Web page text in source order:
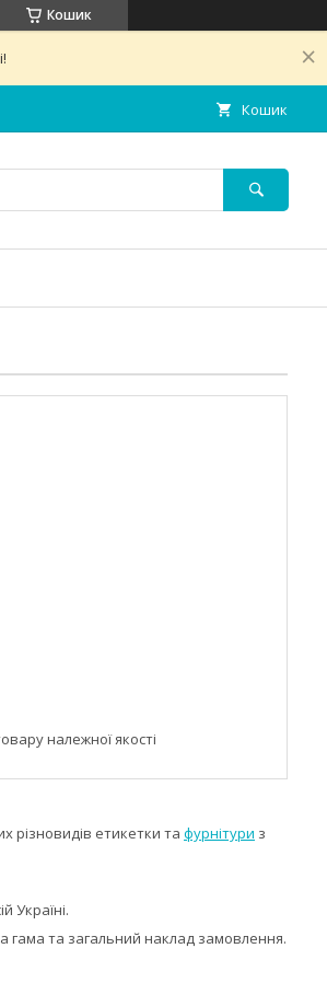
Кошик
Кошик
належної якості
різновидів етикетки та фурнітури з
Україні.
гама та загальний наклад замовлення.